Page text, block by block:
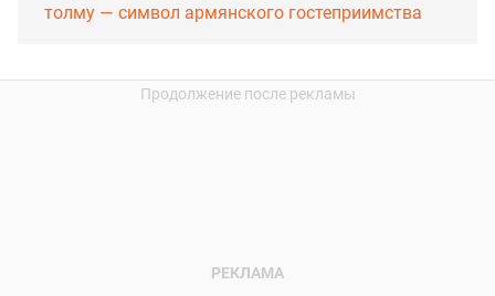
толму — символ армянского гостеприимства